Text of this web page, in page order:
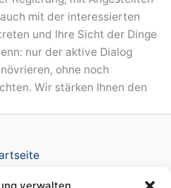
mit der interessierten
und Ihre Sicht der Dinge
nur der aktive Dialog
ohne noch
Wir stärken Ihnen den